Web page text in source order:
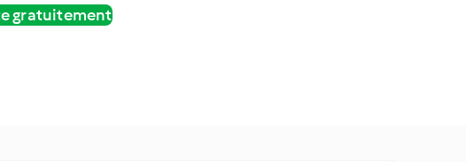
gratuitement